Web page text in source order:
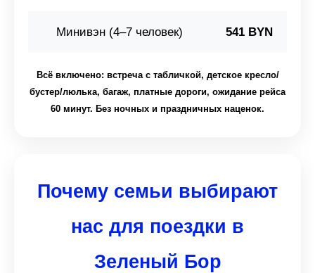
Минивэн (4–7 человек) 541 BYN
Всё включено: встреча с табличкой, детское кресло/
бустер/люлька, багаж, платные дороги, ожидание рейса
60 минут. Без ночных и праздничных наценок.
Почему семьи выбирают
нас для поездки в
Зеленый Бор